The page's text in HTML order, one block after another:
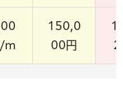
m
150,0
00円
1/
2